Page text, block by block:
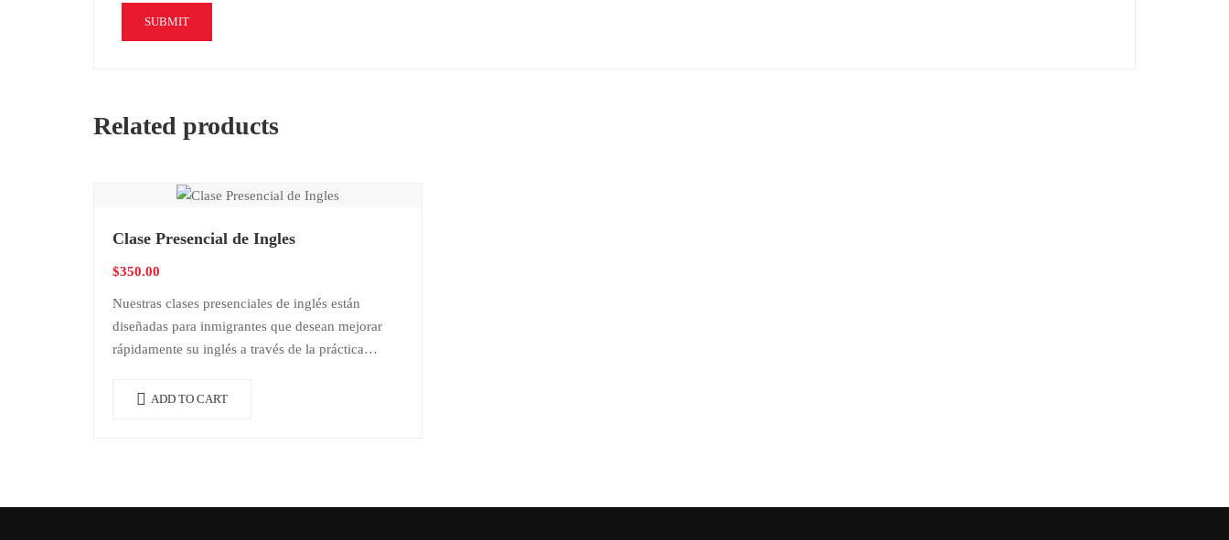
Related products
Clase Presencial de Ingles
$350.00
Nuestras clases presenciales de inglés están
diseñadas para inmigrantes que desean mejorar
rápidamente su inglés a través de la práctica
compañeros….
ADD TO CART